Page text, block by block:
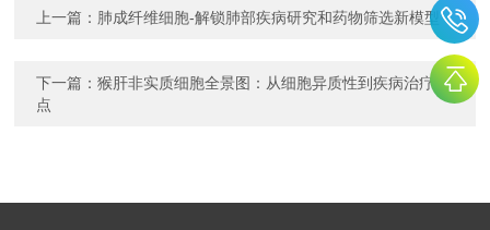
上一篇： 肺成纤维细胞-解锁肺部疾病研究和药物筛选新模型
下一篇：猴肝非实质细胞全景图：从细胞异质性到疾病治疗靶
点